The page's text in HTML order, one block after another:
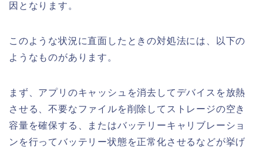
因となります。
このような状況に直面したときの対処法には、以下の
ようなものがあります。
まず、アプリのキャッシュを消去してデバイスを放熱
させる、不要なファイルを削除してストレージの空き
容量を確保する、またはバッテリーキャリブレーショ
ンを行ってバッテリー状態を正常化させるなどが挙げ